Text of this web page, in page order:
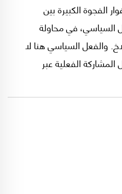
الفجوة الكبيرة بين
السياسي، في محاولة
والفعل السياسي هنا لا
المشاركة الفعلية عبر
باعتبارها شأنًا